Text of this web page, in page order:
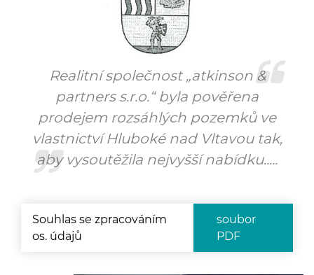
Realitní společnost „atkinson &
partners s.r.o.“ byla pověřena
prodejem rozsáhlých pozemků ve
vlastnictví Hluboké nad Vltavou tak,
aby vysoutěžila nejvyšší nabídku.....
soubor
PDF
Souhlas se zpracováním
os. údajů